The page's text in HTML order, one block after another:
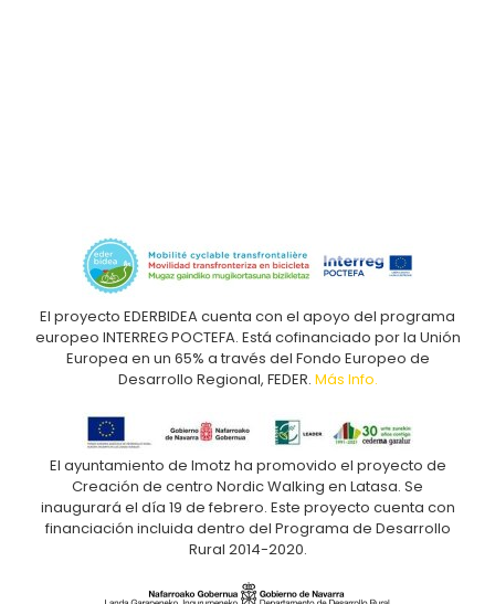
El proyecto EDERBIDEA cuenta con el apoyo del programa
europeo INTERREG POCTEFA. Está cofinanciado por la Unión
Europea en un 65% a través del Fondo Europeo de
Desarrollo Regional, FEDER. Más Info.
El ayuntamiento de Imotz ha promovido el proyecto de
Creación de centro Nordic Walking en Latasa. Se
inaugurará el día 19 de febrero. Este proyecto cuenta con
financiación incluida dentro del Programa de Desarrollo
Rural 2014-2020.